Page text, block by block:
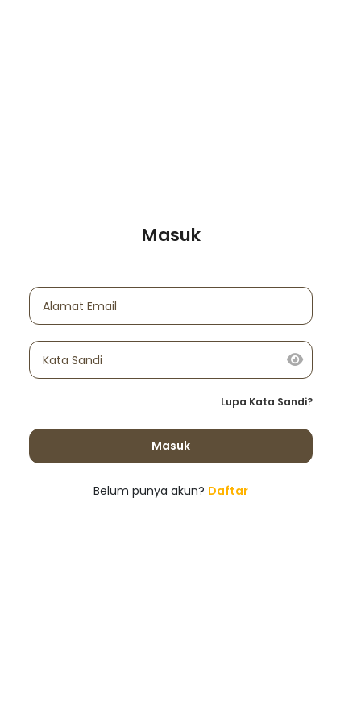
Masuk
Alamat Email
Kata Sandi
Lupa Kata Sandi?
Masuk
Belum punya akun? Daftar